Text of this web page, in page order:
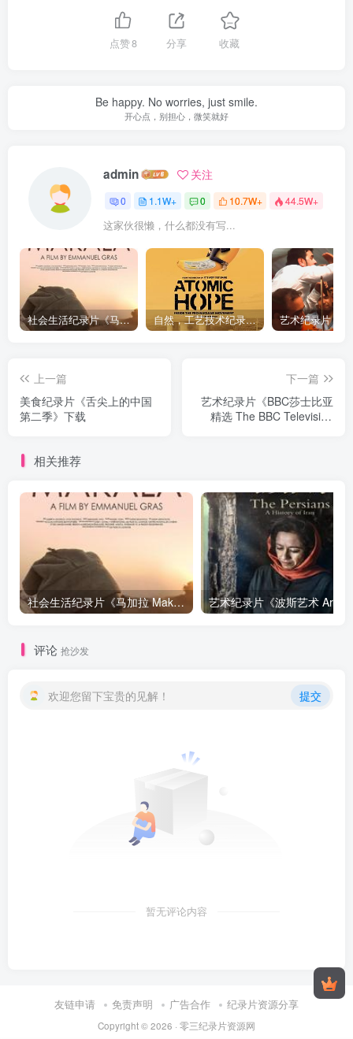
点赞8 分享 收藏
Be happy. No worries, just smile.
开心点，别担心，微笑就好
admin 关注
0 1.1W+ 0 10.7W+ 44.5W+
这家伙很懒，什么都没有写...
社会生活纪录片《马加拉 Makala》下载 自然，工艺技术纪录片《原子能的希望 Atomic Hope – Inside the Pro-Nuclear Movement》下载
上一篇
美食纪录片《舌尖上的中国
第二季》下载
下一篇
艺术纪录片《BBC莎士比亚
精选 The BBC Television
相关推荐
社会生活纪录片《马加拉 Makala》下载
评论 抢沙发
欢迎您留下宝贵的见解！ 提交
暂无评论内容
友链申请 免责声明 广告合作 纪录片资源分享
Copyright © 2026 · 零三纪录片资源网